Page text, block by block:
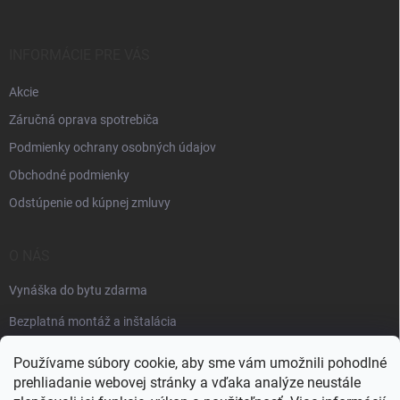
Používame súbory cookie, aby sme vám umožnili pohodlné
prehliadanie webovej stránky a vďaka analýze neustále
Akcie
Záručná oprava spotrebiča
Podmienky ochrany osobných údajov
Obchodné podmienky
Odstúpenie od kúpnej zmluvy
Vynáška do bytu zdarma
Bezplatná montáž a inštalácia